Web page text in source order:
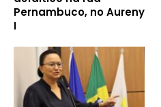
Pernambuco, no Aureny
I